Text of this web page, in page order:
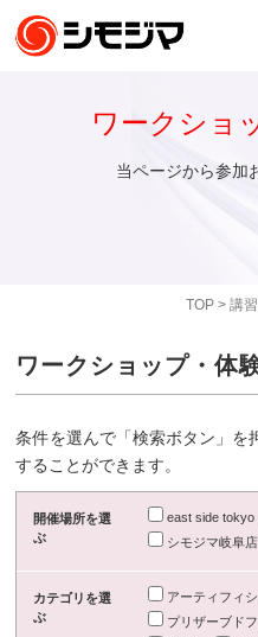
TOP> 講
ワークショ
当ページから参加
ワークショップ・体
条件を選んで「検索ボタン」を
することができます。
開催場所を選
ぶ
east side tokyo
シモジマ岐阜店
カテゴリを選
ぶ
アーティフィ
プリザーブド